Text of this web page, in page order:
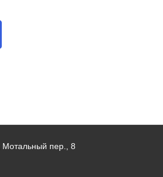
Мотальный пер., 8